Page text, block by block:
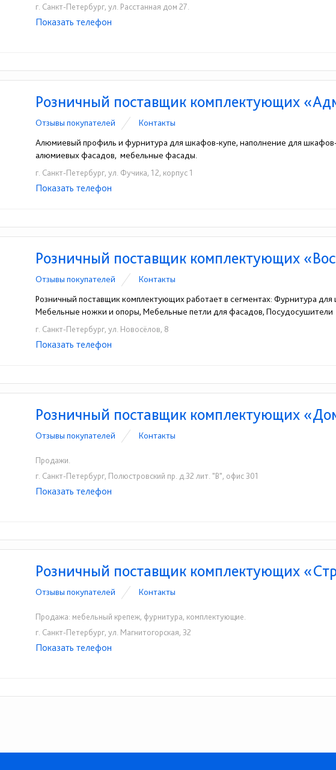
г. Санкт-Петербург, ул. Расстанная дом 27.
☎+7 (812) 449-52-47
Показать телефон
Розничный поставщик комплектующих
Отзывы покупателей
Контакты
Алюмиевый профиль и фурнитура для шкафов-купе, наполнение для
алюмиевых фасадов, мебельные фасады.
г. Санкт-Петербург, ул. Фучика, 12, корпус 1
☎+7-950-020-63-02
Показать телефон
Розничный поставщик комплектующих
Отзывы покупателей
Контакты
Розничный поставщик комплектующих работает в сегментах: Фурнитура
Мебельные ножки и опоры, Мебельные петли для фасадов, Посудосушители
г. Санкт-Петербург, ул. Новосёлов, 8
☎+7(812)441-36-41
Показать телефон
Розничный поставщик комплектующих
Отзывы покупателей Контакты
Продажи.
г. Санкт-Петербург, Полюстровский пр. д.32 лит. "В", офис 301
☎8 (812) 987-43-93
Показать телефон
Розничный поставщик комплектующих
Отзывы покупателей Контакты
Продажа: мебельный крепеж, фурнитура, комплектующие.
г. Санкт-Петербург, ул. Магнитогорская, 32
☎+7 (812) 327-65-35
Показать телефон